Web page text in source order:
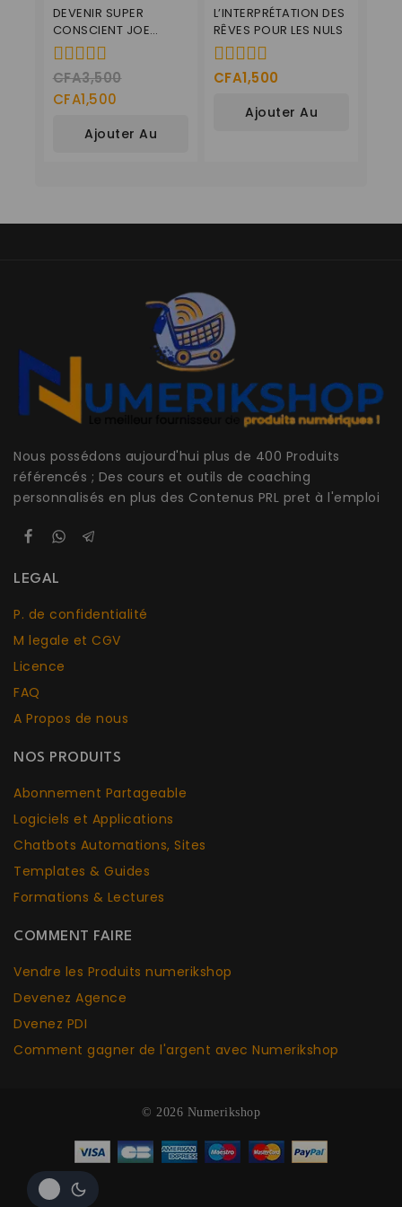
DEVENIR SUPER
CONSCIENT JOE
DISPENZA
0
de
CFA3,500
CFA1,500
Ajouter Au
L’INTERPRÉTATION DES
RÊVES POUR LES NULS
0
CFA1,500
Ajouter Au
Nous possédons aujourd'hui plus de 400 Produits
référencés ; Des cours et outils de coaching
personnalisés en plus des Contenus PRL pret à l'emploi
LEGAL
P. de confidentialité
M legale et CGV
Licence
FAQ
A Propos de nous
NOS PRODUITS
Abonnement Partageable
Logiciels et Applications
Chatbots Automations, Sites
Templates & Guides
Formations & Lectures
COMMENT FAIRE
Vendre les Produits numerikshop
Devenez Agence
Dvenez PDI
Comment gagner de l'argent avec Numerikshop
© 2026 Numerikshop